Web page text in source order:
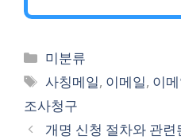
카
테
고
리
미분류
태
그
사칭메일, 이메일, 이
조사청구
개명 신청 절차와 관